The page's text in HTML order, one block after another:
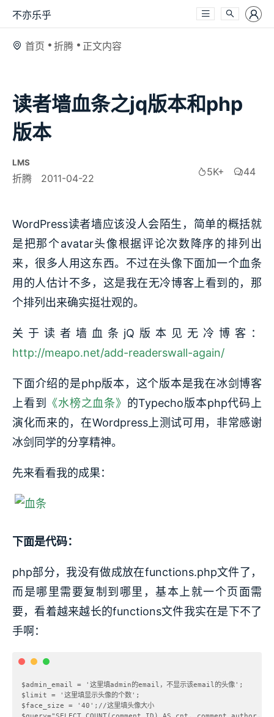
不亦乐乎
首页 折腾 正文内容
读者墙血条之jq版本和php
版本
LMS
折腾 2011-04-22
5K+ 44
WordPress读者墙应该没人会陌生，简单的概括就
是把那个avatar头像根据评论次数降序的排列出
来，很多人用这东西。不过在头像下面加一个血条
用的人估计不多，这是我在无冷博客上看到的，那
个排列出来确实挺壮观的。
关于读者墙血条jQ版本见无冷博客：
http://meapo.net/add-readerswall-again/
下面介绍的是php版本，这个版本是我在冰剑博客
上看到
《水榜之血条》 的Typecho版本php代码上
演化而来的，在Wordpress上测试可用，非常感谢
冰剑同学的分享精神。
先来看看我的成果：
下面是代码：
php部分，我没有做成放在functions.php文件了，
而是哪里需要复制到哪里，基本上就一个页面需
要，看着越来越长的functions文件我实在是下不了
手啊：
$admin_email = '这里填admin的email，不显示该email的头像';
$limit = '这里填显示头像的个数';
$face_size = '40';//这里填头像大小